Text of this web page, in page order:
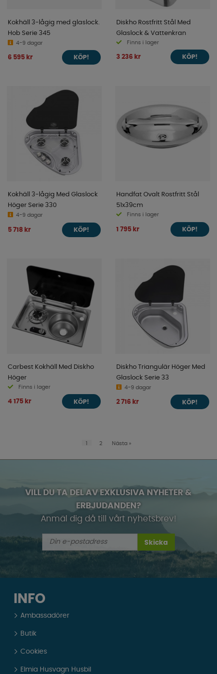
Kokhäll 3-lågig med glaslock.
Hob Serie 345
4-9 dagar
6 595 kr KÖP!
Diskho Rostfritt Stål Med
Glaslock & Vattenkran
Finns i lager
3 236 kr KÖP!
Kokhäll 3-lågig Med Glaslock
Höger Serie 330
4-9 dagar
5 718 kr KÖP!
Handfat Ovalt Rostfritt Stål
51x39cm
Finns i lager
1 795 kr KÖP!
Carbest Kokhäll Med Diskho
Höger
Finns i lager
4 175 kr KÖP!
Diskho Triangulär Höger Med
Glaslock Serie 33
4-9 dagar
2 716 kr KÖP!
1 2 Nästa »
VILL DU TA DEL AV EXKLUSIVA NYHETER &
ERBJUDANDEN?
Anmäl dig då till vårt nyhetsbrev!
Skicka
INFO
Ambassadörer
Butik
Cookies
Elmia Husvagn Husbil